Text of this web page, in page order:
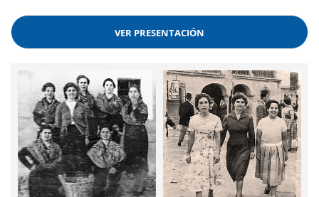
VER PRESENTACIÓN